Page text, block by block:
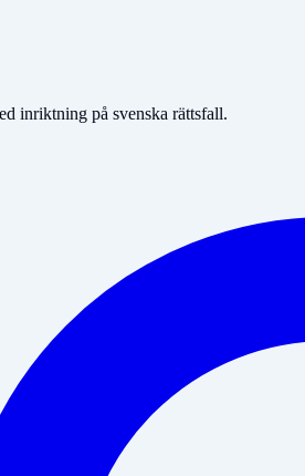
inriktning på svenska rättsfall.